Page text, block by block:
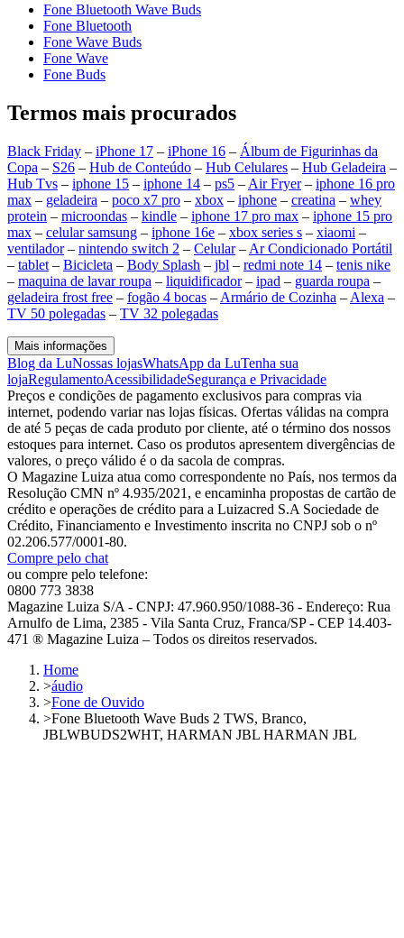
Fone Bluetooth Wave Buds
Fone Bluetooth
Fone Wave Buds
Fone Wave
Fone Buds
Termos mais procurados
Black Friday – iPhone 17 – iPhone 16 – Álbum de Figurinhas da
Copa – S26 – Hub de Conteúdo – Hub Celulares – Hub Geladeira –
Hub Tvs – iphone 15 – iphone 14 – ps5 – Air Fryer– iphone 16 pro
max – geladeira – poco x7 pro – xbox – iphone – creatina – whey
protein – microondas – kindle – iphone 17 pro max – iphone 15 pro
max – celular samsung – iphone 16e – xbox series s – xiaomi –
ventilador– nintendo switch 2 – Celular– Ar Condicionado Portátil
– tablet – Bicicleta – Body Splash – jbl – redmi note 14 – tenis nike
– maquina de lavar roupa – liquidificador– ipad – guarda roupa –
geladeira frost free – fogão 4 bocas – Armário de Cozinha – Alexa –
TV 50 polegadas – TV 32 polegadas
Mais informações
Blog da LuNossas lojasWhatsApp da LuTenha sua
lojaRegulamentoAcessibilidadeSegurança e Privacidade
Preços e condições de pagamento exclusivos para compras via
internet, podendo variar nas lojas físicas. Ofertas válidas na compra
de até 5 peças de cada produto por cliente, até o término dos nossos
estoques para internet. Caso os produtos apresentem divergências de
valores, o preço válido é o da sacola de compras.
O Magazine Luiza atua como correspondente no País, nos termos da
Resolução CMN nº 4.935/2021, e encaminha propostas de cartão de
crédito e operações de crédito para a Luizacred S.A Sociedade de
Crédito, Financiamento e Investimento inscrita no CNPJ sob o nº
02.206.577/0001-80.
Compre pelo chat
ou compre pelo telefone:
0800 773 3838
Magazine Luiza S/A - CNPJ: 47.960.950/1088-36 - Endereço: Rua
Arnulfo de Lima, 2385 - Vila Santa Cruz, Franca/SP - CEP 14.403-
471 ® Magazine Luiza – Todos os direitos reservados.
Home
>áudio
>Fone de Ouvido
>Fone Bluetooth Wave Buds 2 TWS, Branco,
JBLWBUDS2WHT, HARMAN JBL HARMAN JBL